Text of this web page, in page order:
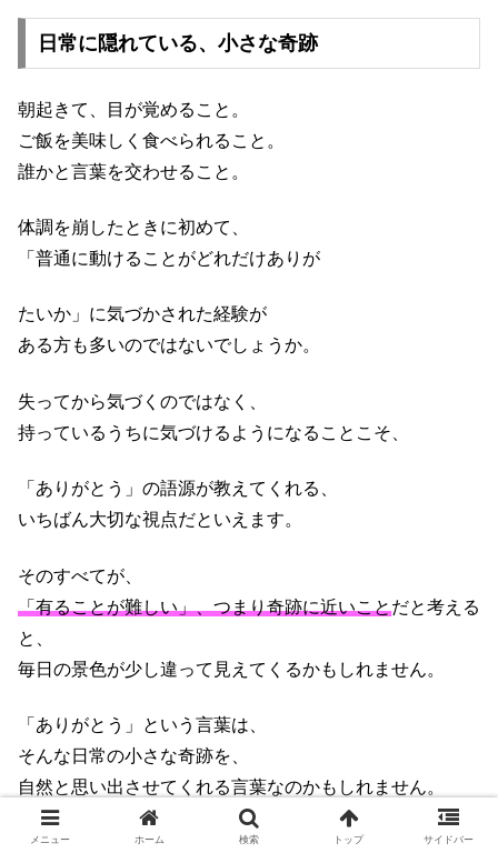
日常に隠れている、小さな奇跡
朝起きて、目が覚めること。
ご飯を美味しく食べられること。
誰かと言葉を交わせること。
体調を崩したときに初めて、
「普通に動けることがどれだけありが
たいか」に気づかされた経験が
ある方も多いのではないでしょうか。
失ってから気づくのではなく、
持っているうちに気づけるようになることこそ、
「ありがとう」の語源が教えてくれる、
いちばん大切な視点だといえます。
そのすべてが、
「有ることが難しい」、つまり奇跡に近いことだと考える
と、
毎日の景色が少し違って見えてくるかもしれません。
「ありがとう」という言葉は、
そんな日常の小さな奇跡を、
自然と思い出させてくれる言葉なのかもしれません。
普段の生活の中で、何かに感謝したいと思う瞬間は、
メニュー ホーム 検索 トップ サイドバー